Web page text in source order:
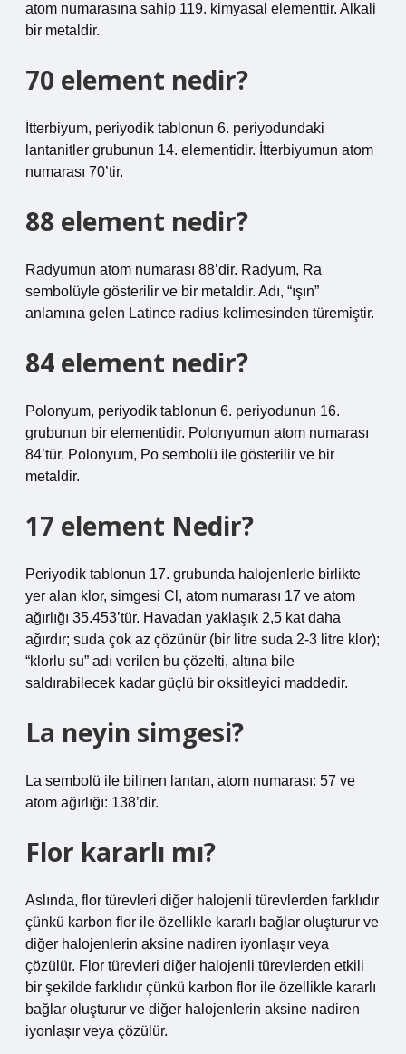
atom numarasına sahip 119. kimyasal elementtir. Alkali
bir metaldir.
70 element nedir?
İtterbiyum, periyodik tablonun 6. periyodundaki
lantanitler grubunun 14. elementidir. İtterbiyumun atom
numarası 70’tir.
88 element nedir?
Radyumun atom numarası 88’dir. Radyum, Ra
sembolüyle gösterilir ve bir metaldir. Adı, “ışın”
anlamına gelen Latince radius kelimesinden türemiştir.
84 element nedir?
Polonyum, periyodik tablonun 6. periyodunun 16.
grubunun bir elementidir. Polonyumun atom numarası
84’tür. Polonyum, Po sembolü ile gösterilir ve bir
metaldir.
17 element Nedir?
Periyodik tablonun 17. grubunda halojenlerle birlikte
yer alan klor, simgesi Cl, atom numarası 17 ve atom
ağırlığı 35.453’tür. Havadan yaklaşık 2,5 kat daha
ağırdır; suda çok az çözünür (bir litre suda 2-3 litre klor);
“klorlu su” adı verilen bu çözelti, altına bile
saldırabilecek kadar güçlü bir oksitleyici maddedir.
La neyin simgesi?
La sembolü ile bilinen lantan, atom numarası: 57 ve
atom ağırlığı: 138’dir.
Flor kararlı mı?
Aslında, flor türevleri diğer halojenli türevlerden farklıdır
çünkü karbon flor ile özellikle kararlı bağlar oluşturur ve
diğer halojenlerin aksine nadiren iyonlaşır veya
çözülür. Flor türevleri diğer halojenli türevlerden etkili
bir şekilde farklıdır çünkü karbon flor ile özellikle kararlı
bağlar oluşturur ve diğer halojenlerin aksine nadiren
iyonlaşır veya çözülür.